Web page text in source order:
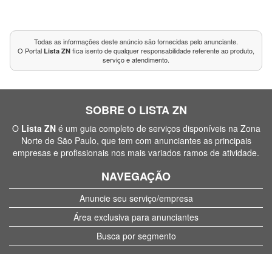
Todas as informações deste anúncio são fornecidas pelo anunciante.
O Portal Lista ZN fica isento de qualquer responsabilidade referente ao produto,
serviço e atendimento.
SOBRE O LISTA ZN
O Lista ZNé um guia completo de serviços disponíveis na Zona
Norte de São Paulo, que tem com anunciantes as principais
empresas e profissionais nos mais variados ramos de atividade.
NAVEGAÇÃO
Anuncie seu serviço/empresa
Área exclusiva para anunciantes
Busca por segmento